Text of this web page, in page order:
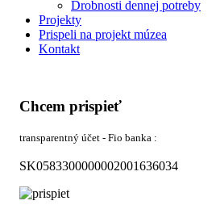
Drobnosti dennej potreby
Projekty
Prispeli na projekt múzea
Kontakt
Chcem prispieť
transparentný účet - Fio banka :
SK0583300000002001636034